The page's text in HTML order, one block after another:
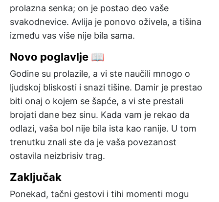
prolazna senka; on je postao deo vaše
svakodnevice. Avlija je ponovo oživela, a tišina
između vas više nije bila sama.
Novo poglavlje 📖
Godine su prolazile, a vi ste naučili mnogo o
ljudskoj bliskosti i snazi tišine. Damir je prestao
biti onaj o kojem se šapće, a vi ste prestali
brojati dane bez sinu. Kada vam je rekao da
odlazi, vaša bol nije bila ista kao ranije. U tom
trenutku znali ste da je vaša povezanost
ostavila neizbrisiv trag.
Zaključak
Ponekad, tačni gestovi i tihi momenti mogu